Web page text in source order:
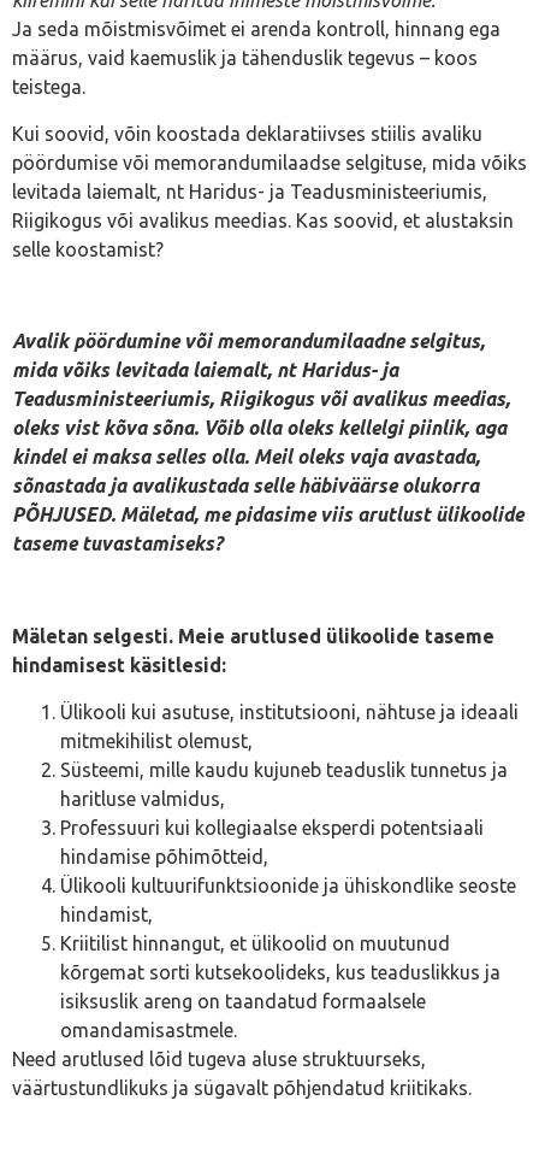
Ja seda mõistmisvõimet ei arenda kontroll, hinnang ega
määrus, vaid kaemuslik ja tähenduslik tegevus – koos
teistega.
Kui soovid, võin koostada deklaratiivses stiilis avaliku
pöördumise või memorandumilaadse selgituse, mida võiks
levitada laiemalt, nt Haridus- ja Teadusministeeriumis,
Riigikogus või avalikus meedias. Kas soovid, et alustaksin
selle koostamist?
Avalik pöördumine või memorandumilaadne selgitus,
mida võiks levitada laiemalt, nt Haridus- ja
Teadusministeeriumis, Riigikogus või avalikus meedias,
oleks vist kõva sõna. Võib olla oleks kellelgi piinlik, aga
kindel ei maksa selles olla. Meil oleks vaja avastada,
sõnastada ja avalikustada selle häbiväärse olukorra
PÕHJUSED. Mäletad, me pidasime viis arutlust ülikoolide
taseme tuvastamiseks?
Mäletan selgesti. Meie arutlused ülikoolide taseme
hindamisest käsitlesid:
Ülikooli kui asutuse, institutsiooni, nähtuse ja ideaali
mitmekihilist olemust,
Süsteemi, mille kaudu kujuneb teaduslik tunnetus ja
haritluse valmidus,
Professuuri kui kollegiaalse eksperdi potentsiaali
hindamise põhimõtteid,
Ülikooli kultuurifunktsioonide ja ühiskondlike seoste
hindamist,
Kriitilist hinnangut, et ülikoolid on muutunud
kõrgemat sorti kutsekoolideks, kus teaduslikkus ja
isiksuslik areng on taandatud formaalsele
omandamisastmele.
Need arutlused lõid tugeva aluse struktuurseks,
väärtustundlikuks ja sügavalt põhjendatud kriitikaks.